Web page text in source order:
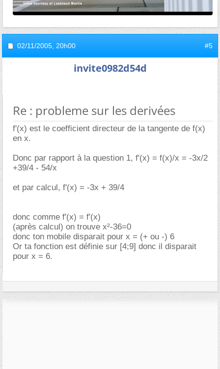
02/11/2005, 20h00 #5
invite0982d54d
Re : probleme sur les derivées
f'(x) est le coefficient directeur de la tangente de f(x)
en x.
Donc par rapport à la question 1, f'(x) = f(x)/x = -3x/2
+39/4 - 54/x
et par calcul, f'(x) = -3x + 39/4
donc comme f'(x) = f'(x)
(après calcul) on trouve x²-36=0
donc ton mobile disparait pour x = (+ ou -) 6
Or ta fonction est définie sur [4;9] donc il disparait
pour x = 6.